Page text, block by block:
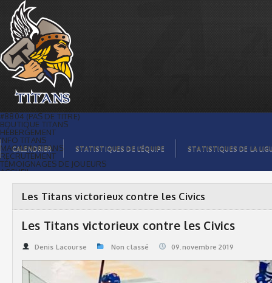
Les Titans victorieux contre les Civics |
Titans de témiscaming
#8804 (PAS DE TITRE)
BOUTIQUE TITANS
HÉBERGEMENT
INFO TITANS
MAGASIN TITANS
RECRUTEMENT
TÉMOIGNAGES DE JOUEURS
ACCUEIL
GALERIE PHOTOS
STATISTIQUES
ORGANISATION
CALENDRIER
COMMANDITAIRES
STATISTIQUES DE LA LIGUE
CALENDRIER STATISTIQUES DE L’ÉQUIPE STATISTIQUES DE LA
Les Titans victorieux contre les Civics
Les Titans victorieux contre les Civics
Denis Lacourse Non classé 09.novembre 2019